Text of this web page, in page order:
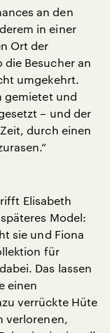
an den
in einer
Ort der
Besucher an
umgekehrt.
gemietet und
– und der
durch einen
Elisabeth
Model:
sie und Fiona
für
Das lassen
einen
verrückte Hüte
verlorenen,